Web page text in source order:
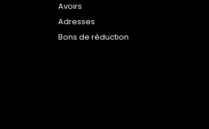
Avoirs
Adresses
Bons de réduction